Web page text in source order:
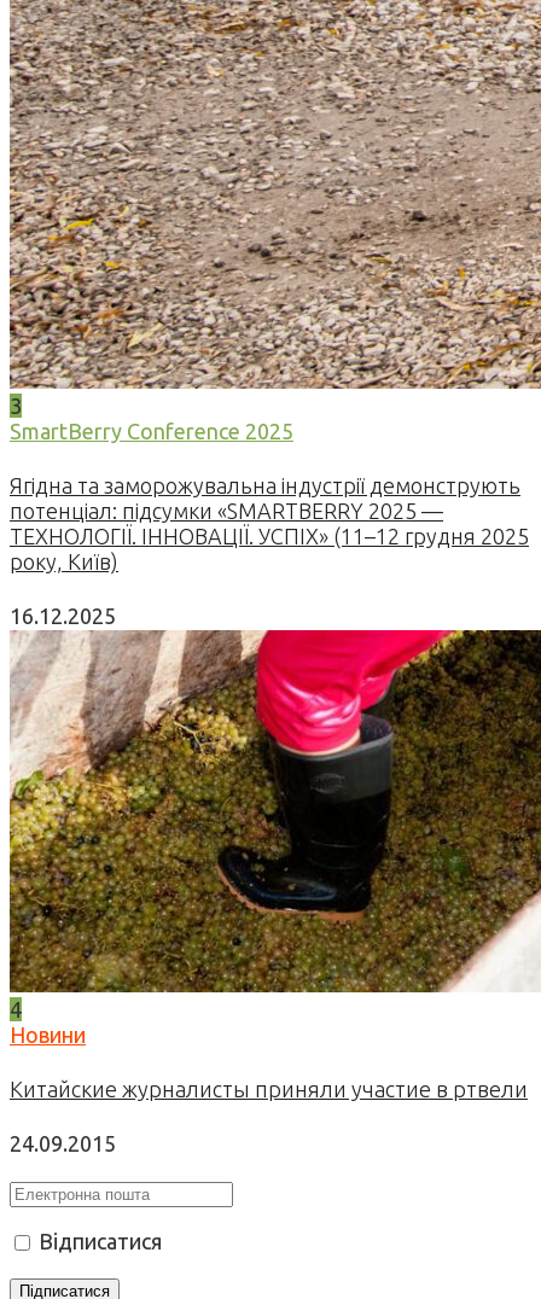
3
SmartBerry Conference 2025
Ягідна та заморожувальна індустрії демонструють
потенціал: підсумки «SMARTBERRY 2025 —
ТЕХНОЛОГІЇ. ІННОВАЦІЇ. УСПІХ» (11–12 грудня 2025
року, Київ)
16.12.2025
4
Новини
Китайские журналисты приняли участие в ртвели
24.09.2015
Відписатися